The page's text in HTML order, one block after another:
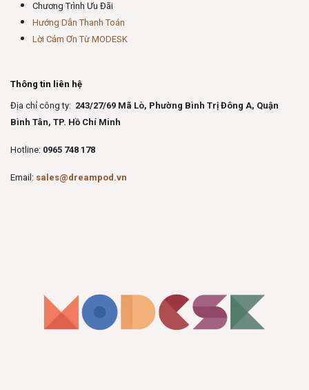
Chương Trình Ưu Đãi
Hướng Dẫn Thanh Toán
Lời Cảm Ơn Từ MODESK
Thông tin liên hệ
Địa chỉ công ty: 243/27/69 Mã Lò, Phường Bình Trị Đông A, Quận
Bình Tân, TP. Hồ Chí Minh
Hotline: 0965 748 178
Email: sales@dreampod.vn